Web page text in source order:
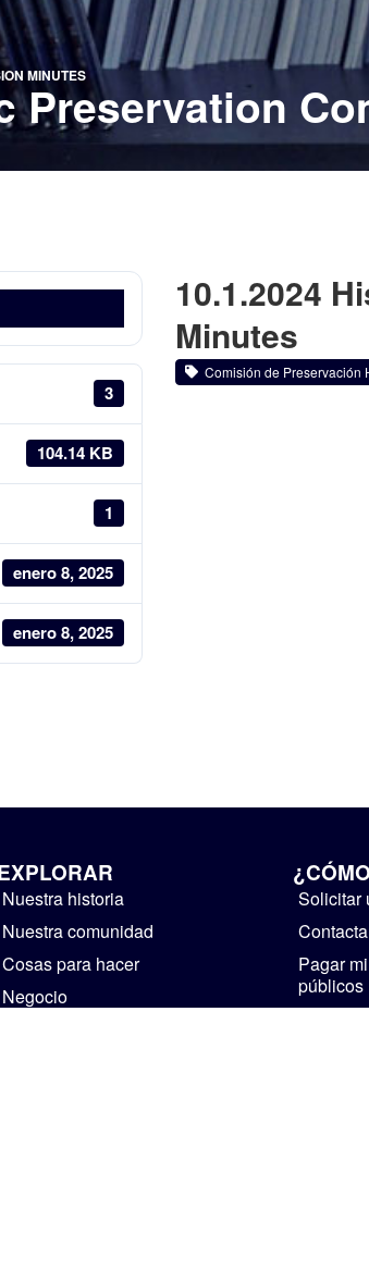
MINUTES
Preservation
3
104.14 KB
1
enero 8, 2025
enero 8, 2025
10.1.2024
Minutes
Comisión de Preservación
Nuestra historia
Nuestra comunidad
Cosas para hacer
Negocio
Solicitar
Pagar
públicos